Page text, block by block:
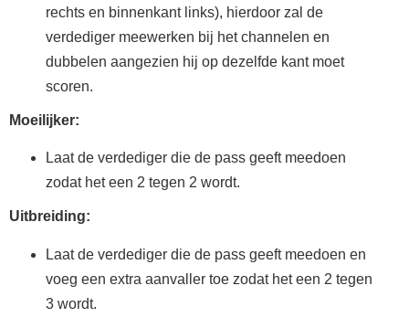
rechts en binnenkant links), hierdoor zal de
verdediger meewerken bij het channelen en
dubbelen aangezien hij op dezelfde kant moet
scoren.
Moeilijker:
Laat de verdediger die de pass geeft meedoen
zodat het een 2 tegen 2 wordt.
Uitbreiding:
Laat de verdediger die de pass geeft meedoen en
voeg een extra aanvaller toe zodat het een 2 tegen
3 wordt.